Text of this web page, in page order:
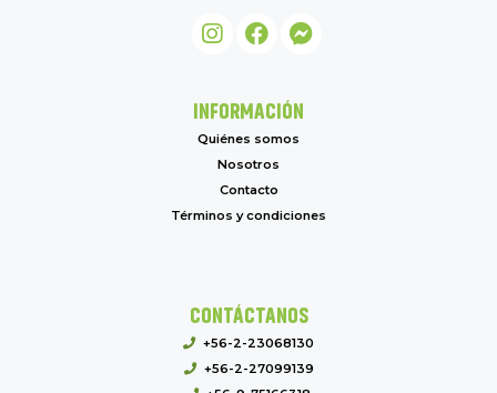
INFORMACIÓN
Quiénes somos
Nosotros
Contacto
Términos y condiciones
CONTÁCTANOS
+56-2-23068130
+56-2-27099139